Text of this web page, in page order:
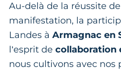
Au-delà de la réussite
manifestation, la
Landes à Armagnac en
l’esprit de collaboration
nous cultivons avec nos